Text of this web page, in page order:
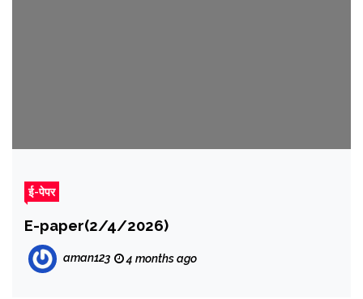
ई-पेपर
E-paper(2/4/2026)
aman123 4 months ago